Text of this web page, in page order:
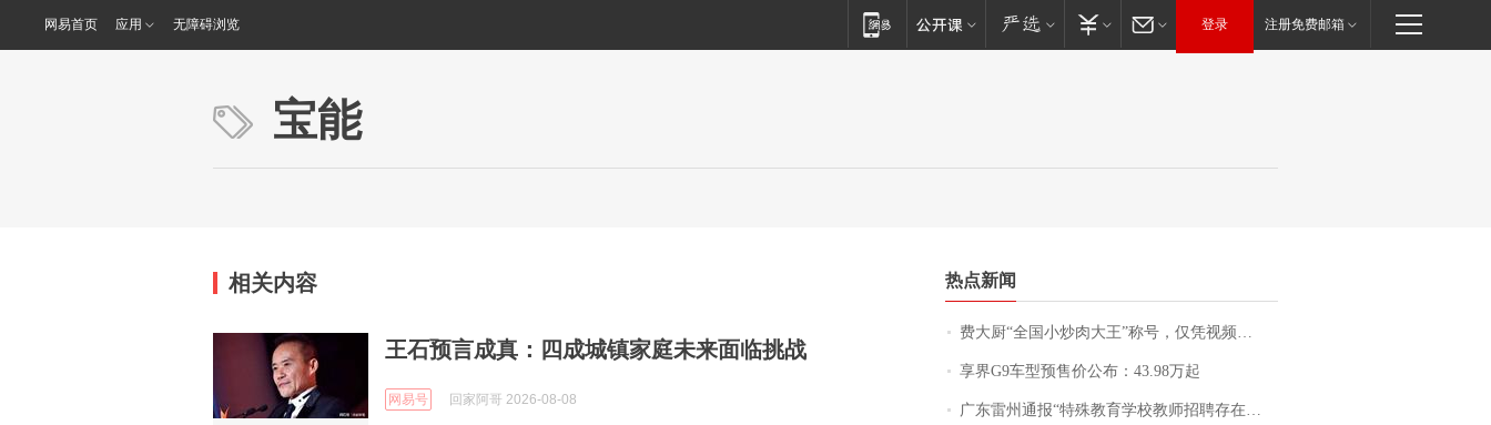
网易首页 应用 无障碍浏览 登录 注册免费邮箱
宝能
相关内容
王石预言成真：四成城镇家庭未来面临挑战
网易号 回家阿哥 2026-08-08
热点新闻
费大厨“全国小炒肉大王”称号，仅凭视频评出？中国烹饪协会回应
享界G9车型预售价公布：43.98万起
广东雷州通报“特殊教育学校教师招聘存在违规行为”：已启动问责程序 副校长被停职